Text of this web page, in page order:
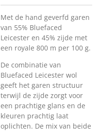
Met de hand geverfd garen
van 55% Bluefaced
Leicester en 45% zijde met
een royale 800 m per 100 g.
De combinatie van
Bluefaced Leicester wol
geeft het garen structuur
terwijl de zijde zorgt voor
een prachtige glans en de
kleuren prachtig laat
oplichten. De mix van beide